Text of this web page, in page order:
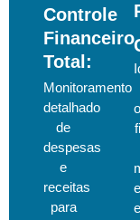
Controle
Financeiro
Total:
Monitoramento
detalhado
de
despesas
e
receitas
para